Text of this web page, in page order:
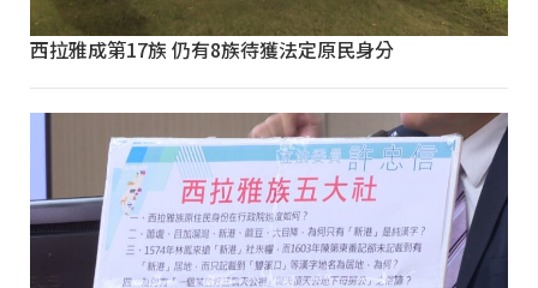
西拉雅成第17族 仍有8族待獲法定原民身分